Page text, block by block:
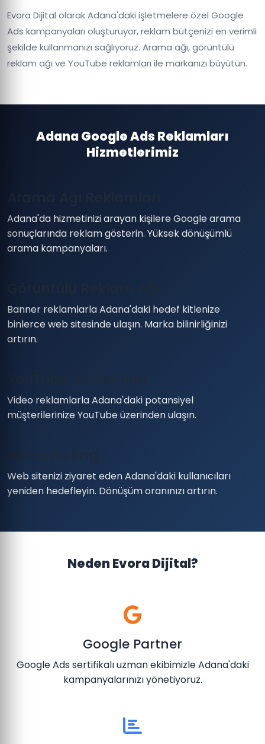
Evora Dijital olarak Adana'daki işletmelere özel Google
Ads kampanyaları oluşturuyor, reklam bütçenizi en verimli
şekilde kullanmanızı sağlıyoruz. Arama ağı, görüntülü
reklam ağı ve YouTube reklamları ile markanızı büyütün.
Adana Google Ads Reklamları
Hizmetlerimiz
Adana'da hizmetinizi arayan kişilere Google arama
sonuçlarında reklam gösterin. Yüksek dönüşümlü
arama kampanyaları.
Banner reklamlarla Adana'daki hedef kitlenize
binlerce web sitesinde ulaşın. Marka bilinirliğinizi
artırın.
Video reklamlarla Adana'daki potansiyel
müşterilerinize YouTube üzerinden ulaşın.
Web sitenizi ziyaret eden Adana'daki kullanıcıları
yeniden hedefleyin. Dönüşüm oranınızı artırın.
Neden Evora Dijital?
Google Partner
Google Ads sertifikalı uzman ekibimizle Adana'daki
kampanyalarınızı yönetiyoruz.